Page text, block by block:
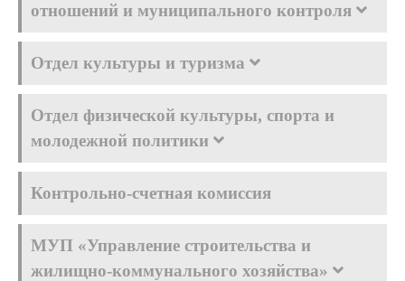
отношений и муниципального контроля
Отдел культуры и туризма
Отдел физической культуры, спорта и
молодежной политики
Контрольно-счетная комиссия
МУП «Управление строительства и
жилищно-коммунального хозяйства»